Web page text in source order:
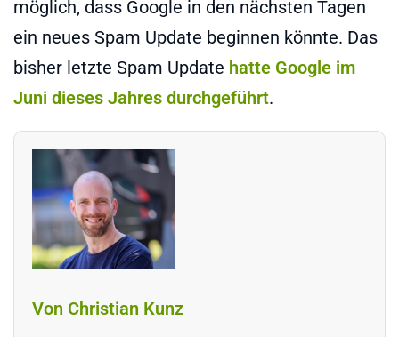
möglich, dass Google in den nächsten Tagen
ein neues Spam Update beginnen könnte. Das
bisher letzte Spam Update hatte Google im
Juni dieses Jahres durchgeführt.
Von Christian Kunz